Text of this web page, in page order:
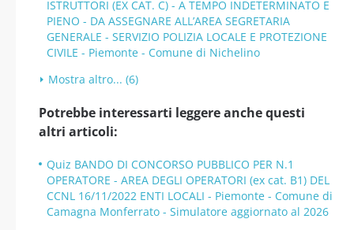
ISTRUTTORI (EX CAT. C) - A TEMPO INDETERMINATO E
PIENO - DA ASSEGNARE ALL’AREA SEGRETARIA
GENERALE - SERVIZIO POLIZIA LOCALE E PROTEZIONE
CIVILE - Piemonte - Comune di Nichelino
Mostra altro... (6)
Potrebbe interessarti leggere anche questi
altri articoli:
Quiz BANDO DI CONCORSO PUBBLICO PER N.1
OPERATORE - AREA DEGLI OPERATORI (ex cat. B1) DEL
CCNL 16/11/2022 ENTI LOCALI - Piemonte - Comune di
Camagna Monferrato - Simulatore aggiornato al 2026